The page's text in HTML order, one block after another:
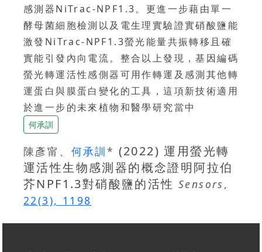
感測器NiTrac-NPF1.3。更進一步藉由單一
酵母菌細胞檢測以及電生理實驗證實硝酸鹽能
激發NiTrac-NPF1.3螢光能量共振轉移且確
實能引發內向電流。整合以上發現，基因編碼
螢光轉運活性感側器可用作轉運及感測其他轉
運蛋白與膜蛋白變化的工具，這項新技術適用
於進一步的未來植物和醫學研究當中
何承訓
陳彥甯、 何承訓* (2022) 運用螢光轉
運活性生物感測器的概念證明阿拉伯
芥NPF1.3對硝酸鹽的活性 Sensors ,
22(3), 1198